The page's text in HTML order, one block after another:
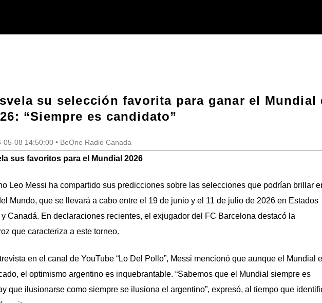
su selección favorita para ganar el Mundial
“Siempre es candidato”
05-08 14:50:00 • BeOne Radio Canada
sus favoritos para el Mundial 2026
Leo Messi ha compartido sus predicciones sobre las selecciones que podrían brillar
Mundo, que se llevará a cabo entre el 19 de junio y el 11 de julio de 2026 en Estados
Canadá. En declaraciones recientes, el exjugador del FC Barcelona destacó la
que caracteriza a este torneo.
en el canal de YouTube “Lo Del Pollo”, Messi mencionó que aunque el Mundial
el optimismo argentino es inquebrantable. “Sabemos que el Mundial siempre es
que ilusionarse como siempre se ilusiona el argentino”, expresó, al tiempo que